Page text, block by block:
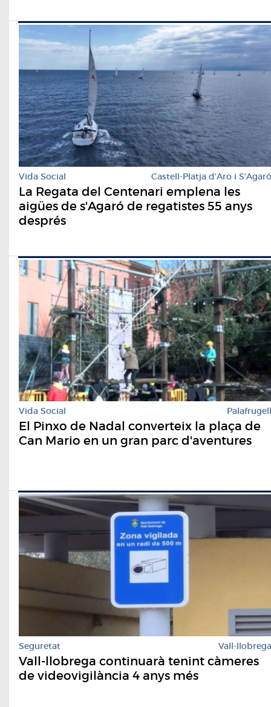
Vida Social Castell-Platja d'Aro i S'Agaró
La Regata del Centenari emplena les
aigües de s'Agaró de regatistes 55 anys
després
Vida Social Palafrugell
El Pinxo de Nadal converteix la plaça de
Can Mario en un gran parc d'aventures
Seguretat Vall-llobrega
Vall-llobrega continuarà tenint càmeres
de videovigilància 4 anys més